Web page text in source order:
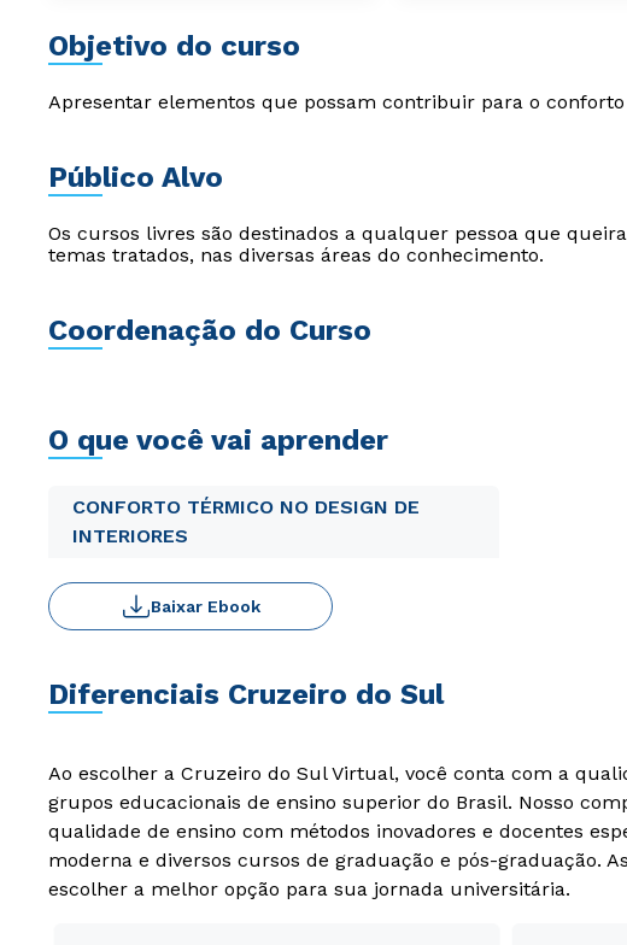
Objetivo do curso
Apresentar elementos que possam contribuir para o conforto
Público Alvo
Os cursos livres são destinados a qualquer pessoa que
temas tratados, nas diversas áreas do conhecimento.
Coordenação do Curso
O que você vai aprender
CONFORTO TÉRMICO NO DESIGN DE
INTERIORES
Baixar Ebook
Diferenciais Cruzeiro do Sul
Ao escolher a Cruzeiro do Sul Virtual, você conta com a
grupos educacionais de ensino superior do Brasil. Nosso
qualidade de ensino com métodos inovadores e docentes
moderna e diversos cursos de graduação e pós-graduação.
escolher a melhor opção para sua jornada universitária.